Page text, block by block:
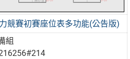
競賽初賽座位表多功能(公告版)
組